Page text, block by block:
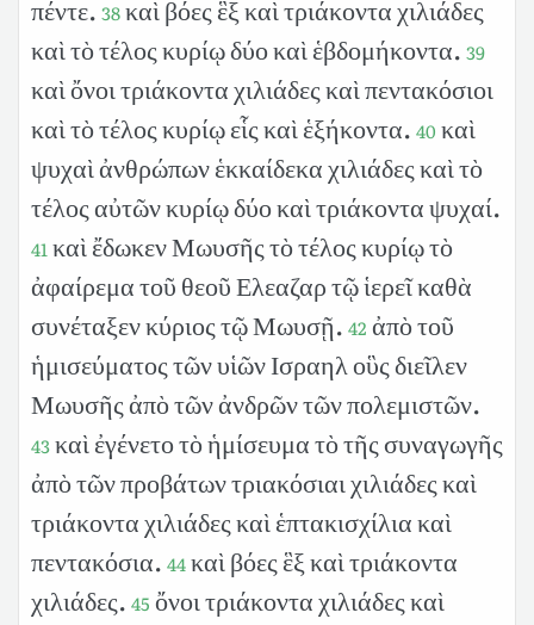
πέντε. 38καὶ βόες ἓξ καὶ τριάκοντα χιλιάδες
καὶ τὸ τέλος κυρίῳ δύο καὶ ἑβδομήκοντα. 39
καὶ ὄνοι τριάκοντα χιλιάδες καὶ πεντακόσιοι
καὶ τὸ τέλος κυρίῳ εἷς καὶ ἑξήκοντα. 40 καὶ
ψυχαὶ ἀνθρώπων ἑκκαίδεκα χιλιάδες καὶ τὸ
τέλος αὐτῶν κυρίῳ δύο καὶ τριάκοντα ψυχαί.
41καὶ ἔδωκεν Μωυσῆς τὸ τέλος κυρίῳ τὸ
ἀφαίρεμα τοῦ θεοῦ Ελεαζαρ τῷ ἱερεῖ καθὰ
συνέταξεν κύριος τῷ Μωυσῇ. 42 ἀπὸ τοῦ
ἡμισεύματος τῶν υἱῶν Ισραηλ οὓς διεῖλεν
Μωυσῆς ἀπὸ τῶν ἀνδρῶν τῶν πολεμιστῶν.
43καὶ ἐγένετο τὸ ἡμίσευμα τὸ τῆς συναγωγῆς
ἀπὸ τῶν προβάτων τριακόσιαι χιλιάδες καὶ
τριάκοντα χιλιάδες καὶ ἑπτακισχίλια καὶ
πεντακόσια. 44καὶ βόες ἓξ καὶ τριάκοντα
χιλιάδες. 45 ὄνοι τριάκοντα χιλιάδες καὶ